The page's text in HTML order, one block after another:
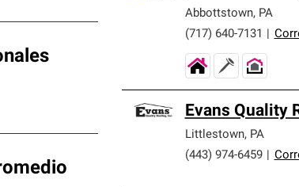
Abbottstown, PA
(717) 640-7131
Evans Quality
Littlestown, PA
(443) 974-6459